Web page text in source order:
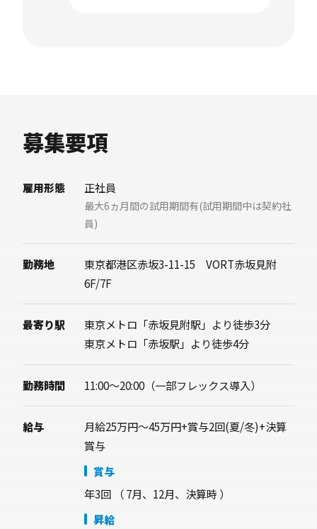
募集要項
雇用形態 正社員
最大6ヵ月間の試用期間有(試用期間中は契約社
員)
勤務地
東京都港区赤坂3-11-15 VORT赤坂見附
6F/7F
最寄り駅
東京メトロ「赤坂見附駅」より徒歩3分
東京メトロ「赤坂駅」より徒歩4分
勤務時間 11:00～20:00（一部フレックス導入）
給与
月給25万円～45万円+賞与2回(夏/冬)+決算
賞与
賞与
年3回
（ 7月、12月、決算時 ）
昇給